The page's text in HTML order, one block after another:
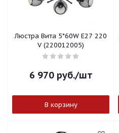
Люстра Вита 5*60W E27 220
V (220012005)
6 970руб./шт
В корзину